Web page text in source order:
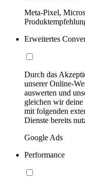
Meta-Pixel,
Erweitertes
Durch das
unserer Online-
auswerten und
gleichen wir deine
mit folgenden
Dienste bereits
Google Ads
Performance